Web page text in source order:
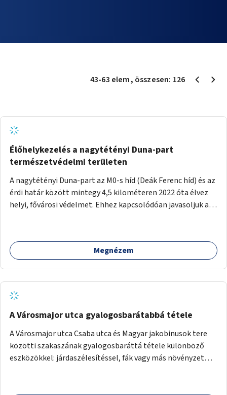
43-63 elem, összesen: 126
Élőhelykezelés a nagytétényi Duna-part
természetvédelmi területen
A nagytétényi Duna-part az M0-s híd (Deák Ferenc híd) és az
érdi határ között mintegy 4,5 kilométeren 2022 óta élvez
helyi, fővárosi védelmet. Ehhez kapcsolódóan javasoljuk a
Megnézem
A Városmajor utca gyalogosbarátabbá tétele
A Városmajor utca Csaba utca és Magyar jakobinusok tere
közötti szakaszának gyalogosbaráttá tétele különböző
eszközökkel: járdaszélesítéssel, fák vagy más növényzet